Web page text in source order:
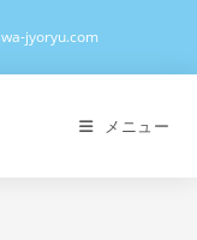
jyoryu.com
メニュー